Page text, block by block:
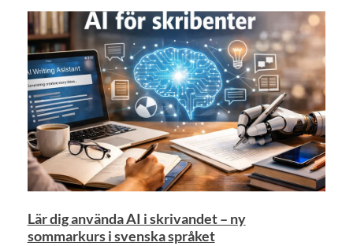
Lär dig använda AI i skrivandet – ny
sommarkurs i svenska språket